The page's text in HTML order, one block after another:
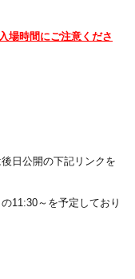
場時間にご注意くださ
日公開の下記リンクを
11:30～を予定しており